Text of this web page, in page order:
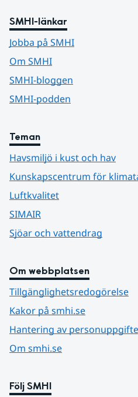
SMHI-länkar
Jobba på SMHI
Om SMHI
SMHI-bloggen
SMHI-podden
Teman
Havsmiljö i kust och hav
Kunskapscentrum för
Luftkvalitet
SIMAIR
Sjöar och vattendrag
Om webbplatsen
Tillgänglighetsredogörelse
Kakor på smhi.se
Hantering av
Om smhi.se
Följ SMHI